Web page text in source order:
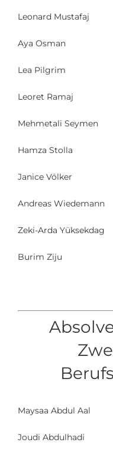
Leonard Mustafaj
Aya Osman
Lea Pilgrim
Leoret Ramaj
Mehmetali Seymen
Hamza Stolla
Janice Völker
Andreas Wiedemann
Zeki-Arda Yüksekdag
Burim Ziju
Maysaa Abdul Aal
Joudi Abdulhadi